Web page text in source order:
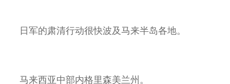
日军的肃清行动很快波及马来半岛各地。
马来西亚中部内格里森美兰州。